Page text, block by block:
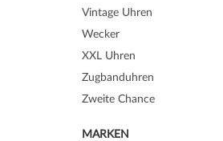
Vintage Uhren
Wecker
XXL Uhren
Zugbanduhren
Zweite Chance
MARKEN